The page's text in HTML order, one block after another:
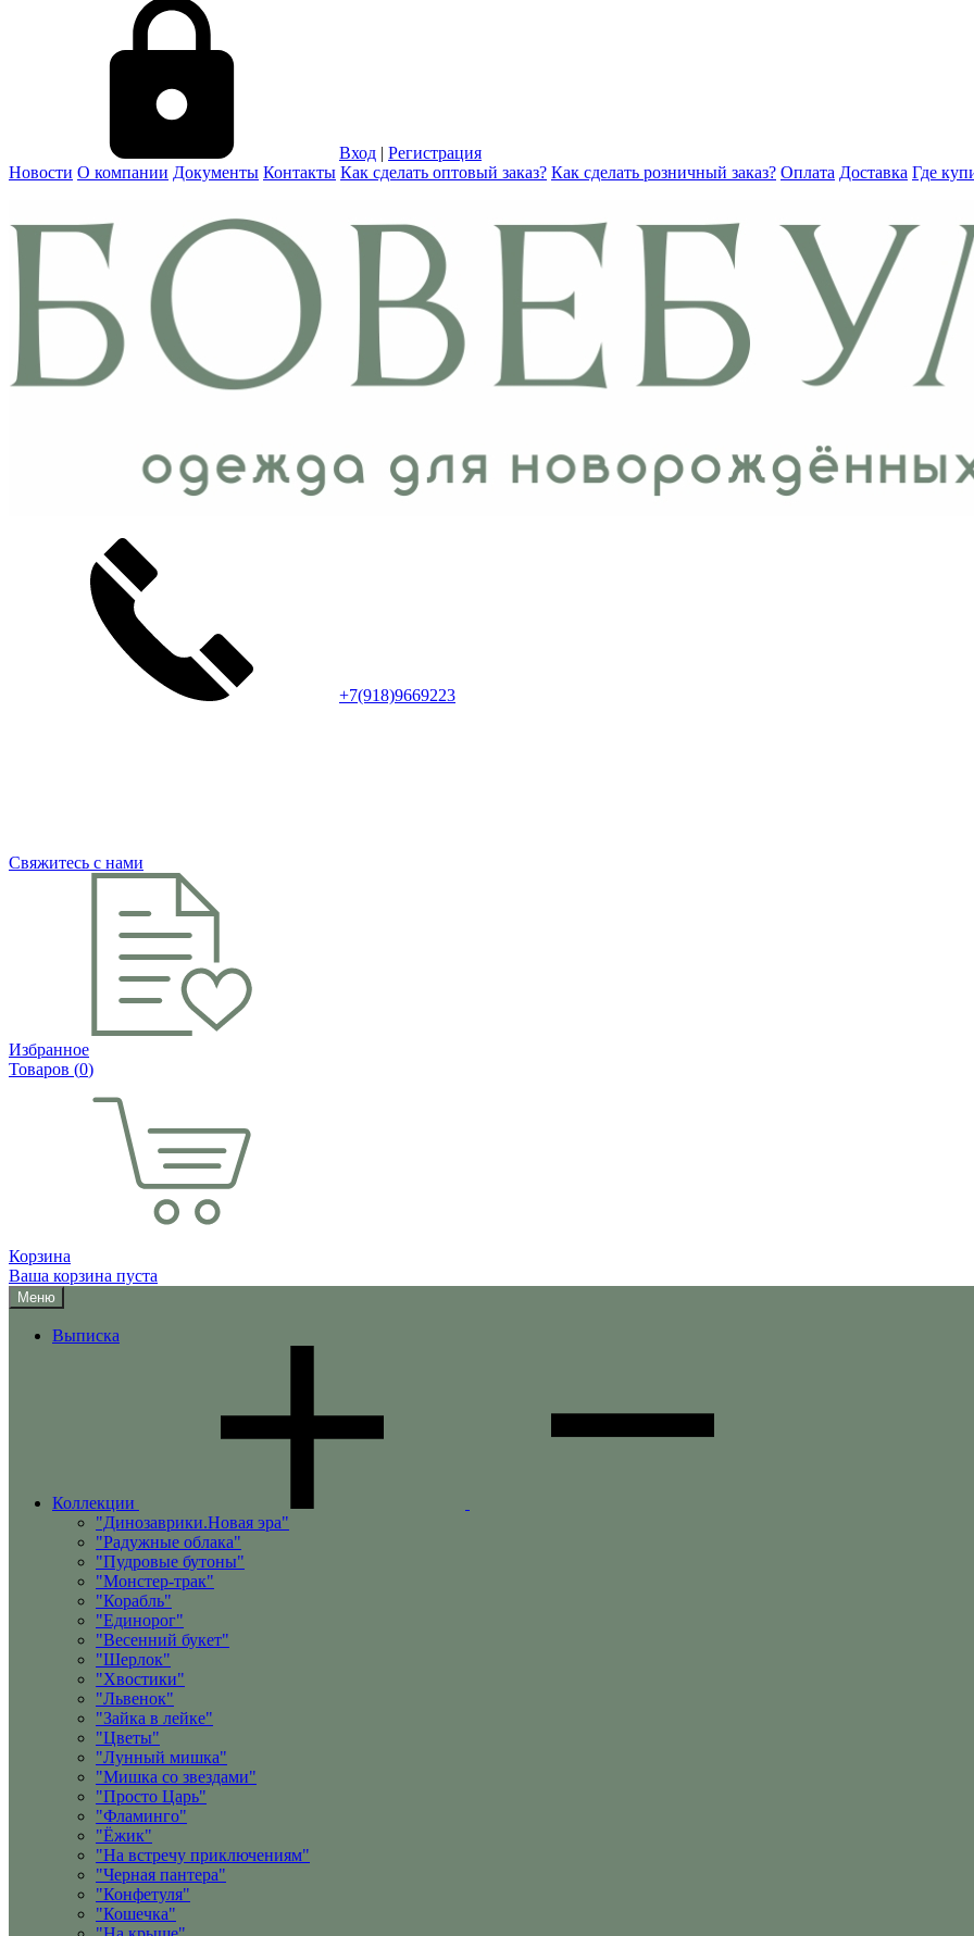
Вход | Регистрация
Новости О компании Документы Контакты Как сделать оптовый заказ? Как сделать розничный заказ? Оплата Доставка Где
+7(918)9669223
Свяжитесь с нами
Избранное
Товаров (0)
Корзина
Ваша корзина пуста
Меню
Выписка
Коллекции
"Динозаврики.Новая эра"
"Радужные облака"
"Пудровые бутоны"
"Монстер-трак"
"Корабль"
"Единорог"
"Весенний букет"
"Шерлок"
"Хвостики"
"Львенок"
"Зайка в лейке"
"Цветы"
"Лунный мишка"
"Мишка со звездами"
"Просто Царь"
"Фламинго"
"Ёжик"
"На встречу приключениям"
"Черная пантера"
"Конфетуля"
"Кошечка"